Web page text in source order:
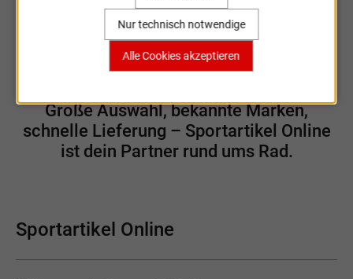
Fahrradzubehör & Ersatzteile
online entdecken
Große Auswahl, bekannte Marken,
schnelle Lieferung – Sportartikel Online
ist dein Partner rund ums Rad.
Sportartikel Online
Nur technisch notwendige
Alle Cookies akzeptieren